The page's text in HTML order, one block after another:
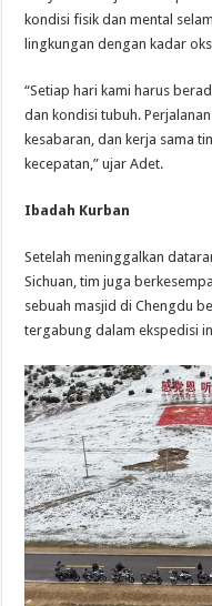
kondisi fisik dan mental
lingkungan dengan kadar
“Setiap hari kami harus
dan kondisi tubuh.
kesabaran, dan kerja sama
kecepatan,” ujar Adet.
Ibadah Kurban
Setelah meninggalkan
Sichuan, tim juga
sebuah masjid di Chengdu
tergabung dalam ekspedisi